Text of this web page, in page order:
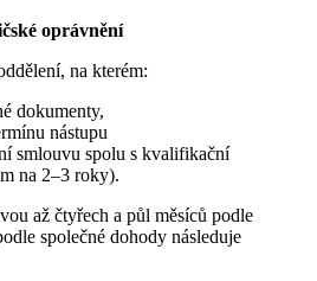
oprávnění
na kterém:
dokumenty,
nástupu
smlouvu spolu s kvalifikační
na 2–3 roky).
až čtyřech a půl měsíců podle
společné dohody následuje